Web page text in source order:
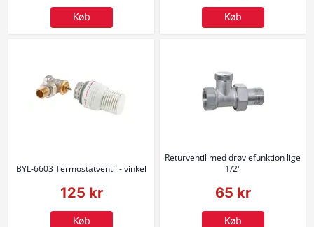
Køb Køb
BYL-6603 Termostatventil - vinkel
125 kr
Køb
Returventil med drøvlefunktion lige
1/2"
65 kr
Køb